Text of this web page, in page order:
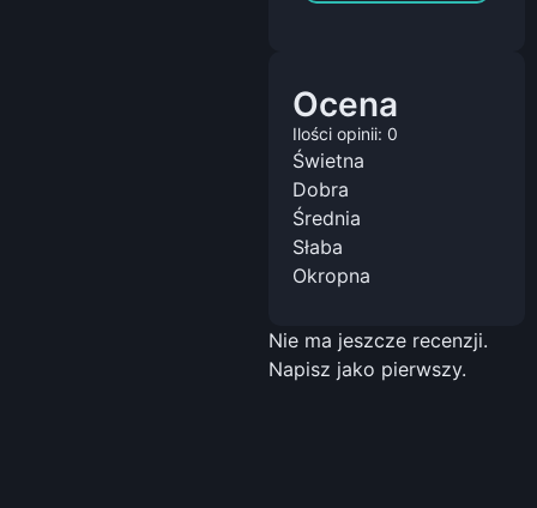
Ocena
Ilości opinii: 0
Świetna
Dobra
Średnia
Słaba
Okropna
Nie ma jeszcze recenzji.
Napisz jako pierwszy.